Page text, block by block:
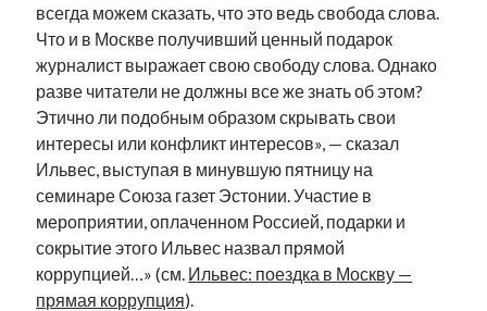
всегда можем сказать, что это ведь свобода слова.
Что и в Москве получивший ценный подарок
журналист выражает свою свободу слова. Однако
разве читатели не должны все же знать об этом?
Этично ли подобным образом скрывать свои
интересы или конфликт интересов», — сказал
Ильвес, выступая в минувшую пятницу на
семинаре Союза газет Эстонии. Участие в
мероприятии, оплаченном Россией, подарки и
сокрытие этого Ильвес назвал прямой
коррупцией…» (см. Ильвес: поездка в Москву —
прямая коррупция).